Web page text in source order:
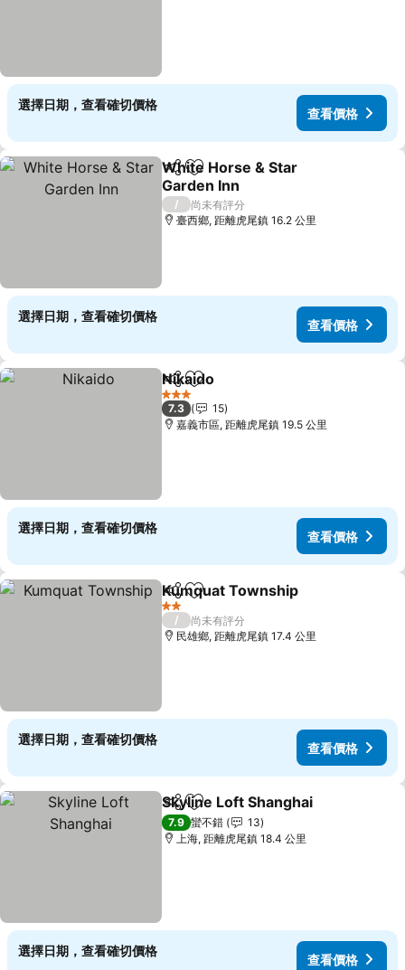
選擇日期，查看確切價格
查看價格
分享 加入我的最愛
White Horse & Star
Garden Inn
查看價格
/
尚未有評分
臺西鄉, 距離虎尾鎮 16.2 公里
選擇日期，查看確切價格
查看價格
分享 加入我的最愛
Nikaido
3 星級
7.3
15
嘉義市區, 距離虎尾鎮 19.5 公里
選擇日期，查看確切價格
查看價格
分享 加入我的最愛
Kumquat Township
2 星級
/
尚未有評分
民雄鄉, 距離虎尾鎮 17.4 公里
選擇日期，查看確切價格
查看價格
分享 加入我的最愛
Skyline Loft Shanghai
7.9 蠻不錯
13
上海, 距離虎尾鎮 18.4 公里
選擇日期，查看確切價格
查看價格